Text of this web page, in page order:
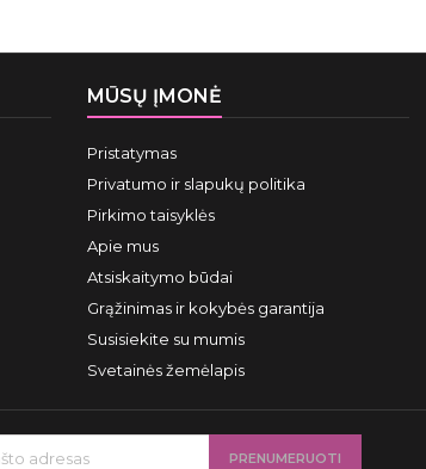
MŪSŲ ĮMONĖ
Pristatymas
Privatumo ir slapukų politika
Pirkimo taisyklės
Apie mus
Atsiskaitymo būdai
Grąžinimas ir kokybės garantija
Susisiekite su mumis
Svetainės žemėlapis